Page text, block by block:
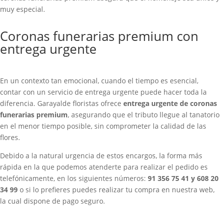
muy especial.
Coronas funerarias premium con
entrega urgente
En un contexto tan emocional, cuando el tiempo es esencial,
contar con un servicio de entrega urgente puede hacer toda la
diferencia. Garayalde floristas ofrece entrega urgente de coronas
funerarias premium, asegurando que el tributo llegue al tanatorio
en el menor tiempo posible, sin comprometer la calidad de las
flores.
Debido a la natural urgencia de estos encargos, la forma más
rápida en la que podemos atenderte para realizar el pedido es
telefónicamente, en los siguientes números: 91 356 75 41 y 608 20
34 99 o si lo prefieres puedes realizar tu compra en nuestra web,
la cual dispone de pago seguro.